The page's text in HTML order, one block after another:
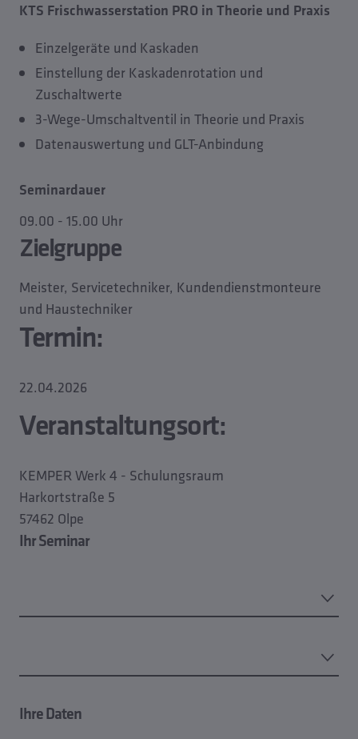
KTS Frischwasserstation PRO in Theorie und Praxis
Einzelgeräte und Kaskaden
Einstellung der Kaskadenrotation und
Zuschaltwerte
3-Wege-Umschaltventil in Theorie und Praxis
Datenauswertung und GLT-Anbindung
Seminardauer
09.00 - 15.00 Uhr
Zielgruppe
Meister, Servicetechniker, Kundendienstmonteure
und Haustechniker
Termin:
22.04.2026
Veranstaltungsort:
KEMPER Werk 4 - Schulungsraum
Harkortstraße 5
57462 Olpe
Ihr Seminar
Ihre Daten